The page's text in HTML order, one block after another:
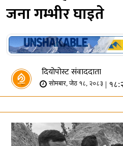
जना गम्भीर घाइते
दियोपोस्ट संवाददाता
सोमबार, जेठ १८, २०८३ |